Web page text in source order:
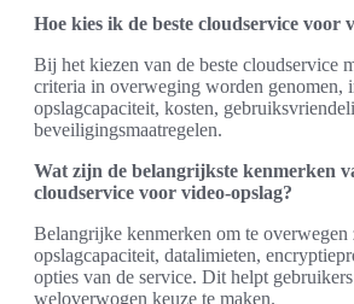
Hoe kies ik de beste cloudservice voor
Bij het kiezen van de beste cloudservice
criteria in overweging worden genomen,
opslagcapaciteit, kosten,
beveiligingsmaatregelen.
Wat zijn de belangrijkste kenmerken
cloudservice voor video-opslag?
Belangrijke kenmerken om te overwegen
opslagcapaciteit, datalimieten,
opties van de service. Dit helpt
weloverwogen keuze te maken.